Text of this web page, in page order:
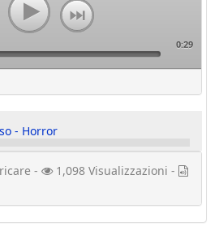
0:29
- Horror
-
1,098 Visualizzazioni -